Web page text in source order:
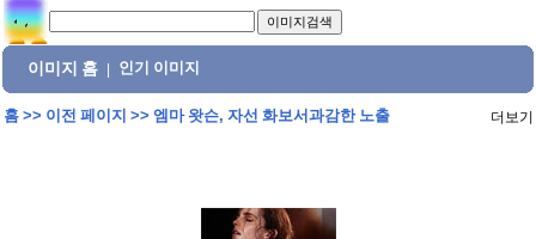
이미지 홈 인기 이미지
홈>> 이전 페이지 >> 엠마 왓슨, 자선 화보서과감한 노출 더보기